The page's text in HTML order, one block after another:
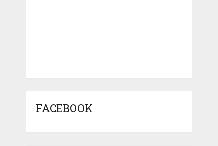
FACEBOOK